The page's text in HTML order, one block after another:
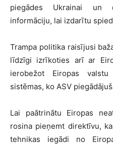
piegādes Ukrainai un
informāciju, lai izdarītu
Trampa politika raisījusi
līdzīgi izrīkoties arī ar
ierobežot Eiropas
sistēmas, ko ASV
Lai paātrinātu Eiropas
rosina pieņemt direktīvu,
tehnikas iegādi no